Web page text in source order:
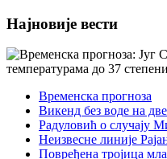
Најновије вести
Временска прогноза
Викенд без воде на
Радуловић о случају
Неизвесне линије
Повређена тројица